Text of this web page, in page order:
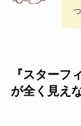
『スターフ
が全く見え